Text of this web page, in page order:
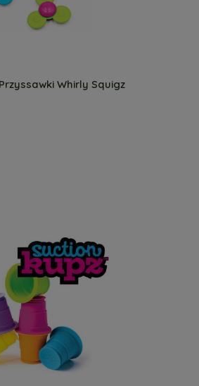
Whirly Squigz